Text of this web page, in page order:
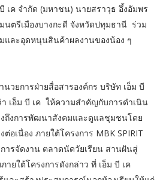
เค จำกัด (มหาชน) นายสราวุธ อึ้งอัมพร
นตรีเมืองบางกะดี จังหวัดปทุมธานี ร่วม
และอุดหนุนสินค้าผลงานของน้อง ๆ
วยการฝ่ายสื่อสารองค์กร บริษัท เอ็ม บี
เอ็ม บี เค ให้ความสำคัญกับการดำเนิน
งถึงการพัฒนาสังคมและดูแลชุมชนโดย
อเนื่อง ภายใต้โครงการ MBK SPIRIT
ารจัดงาน ตลาดนัดวัยเรียน สานฝันสู่
ายใต้โครงการดังกล่าว ที่ เอ็ม บี เค